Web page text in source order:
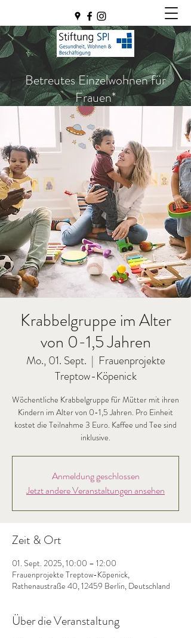
Betreutes Einzelwohnen für
Frauen*
Krabbelgruppe im Alter
von 0-1,5 Jahren
Mo., 01. Sept.
  |
Frauenprojekte
Treptow-Köpenick
Wöchentliche Krabbelgruppe für Mütter mit ihren
Kindern im Alter von 0-1,5 Jahren. Pro Einheit
kostet die Teilnahme 3 Euro. Kaffee und Tee sind
inklusive.
Anmeldung geschlossen
Jetzt andere Veranstaltungen ansehen
Zeit & Ort
01. Sept. 2025, 10:00 – 12:00
Frauenprojekte Treptow-Köpenick,
Rathenaustraße 40, 12459 Berlin, Deutschland
Über die Veranstaltung